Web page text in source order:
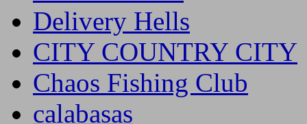
Delivery Hells
CITY COUNTRY CITY
Chaos Fishing Club
calabasas